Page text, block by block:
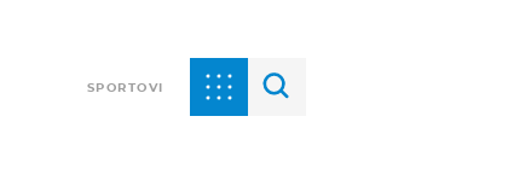
SPORTOVI